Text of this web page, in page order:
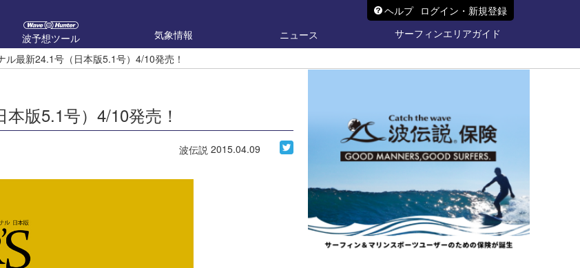
ヘルプ ログイン・新規登録
波予想ツール 気象情報 ニュース
サーフィンエリアガイド
ル最新24.1号（日本版5.1号）4/10発売！
版5.1号）4/10発売！
波伝説 2015.04.09